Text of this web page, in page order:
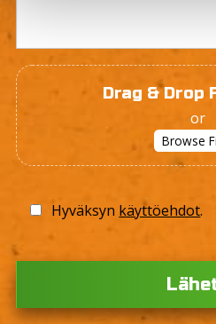
Drag & Drop
or
Browse
Hyväksyn käyttöehdot.